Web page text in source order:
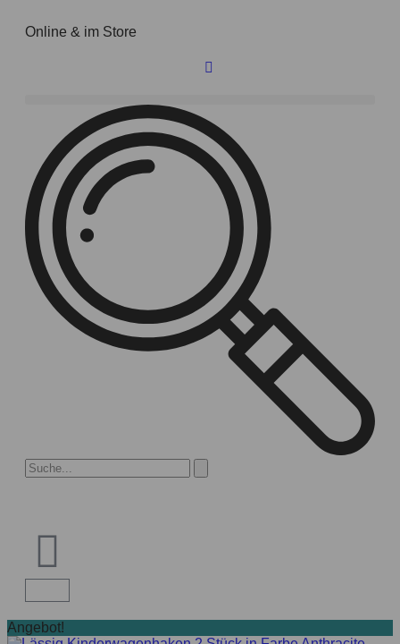
Online & im Store
Angebot!